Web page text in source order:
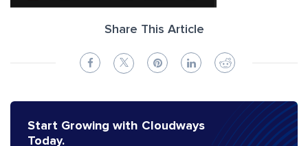
Share This Article
Start Growing with Cloudways
Today.